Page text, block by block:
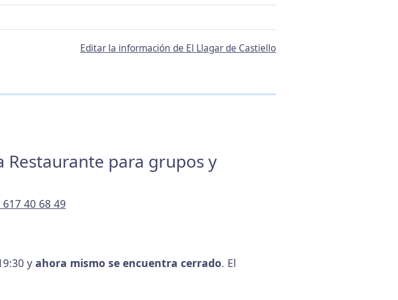
Editar la información de El Llagar de Castiello
Restaurante para grupos y
617 40 68 49
y ahora mismo se encuentra cerrado. El